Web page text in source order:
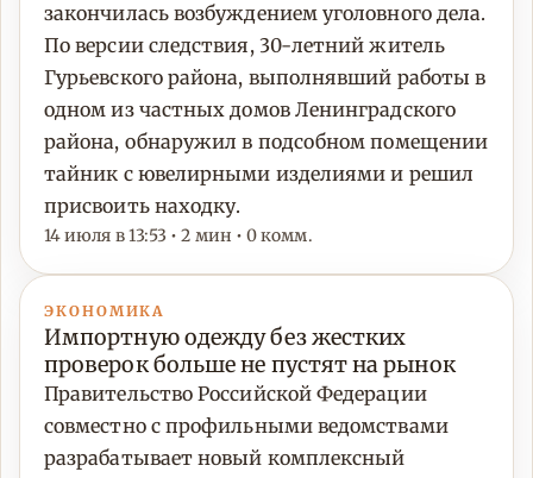
закончилась возбуждением уголовного дела.
По версии следствия, 30-летний житель
Гурьевского района, выполнявший работы в
одном из частных домов Ленинградского
района, обнаружил в подсобном помещении
тайник с ювелирными изделиями и решил
присвоить находку.
14 июля в 13:53 • 2 мин • 0 комм.
ЭКОНОМИКА
Импортную одежду без жестких
проверок больше не пустят на рынок
Правительство Российской Федерации
совместно с профильными ведомствами
разрабатывает новый комплексный